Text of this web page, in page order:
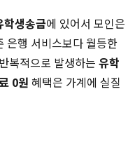
학생송금에 있어서 모인은
은행 서비스보다 월등한
복적으로 발생하는 유학
0원 혜택은 가계에 실질